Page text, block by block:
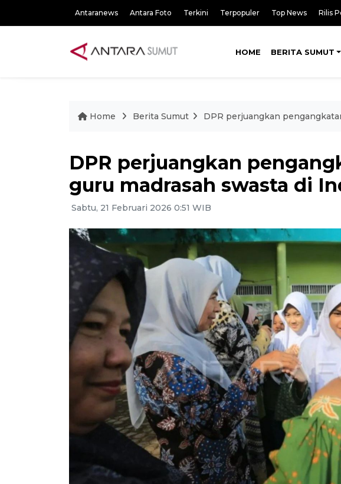
Antaranews Antara Foto Terkini Terpopuler Top News Rilis
HOME BERITA SUMUT
Home Berita Sumut DPR perjuangkan
DPR perjuangkan
guru madrasah swasta di
Sabtu, 21 Februari 2026 0:51 WIB